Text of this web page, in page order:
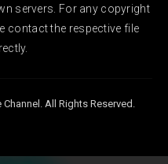
servers. For any copyright
contact the respective file
All Rights Reserved.